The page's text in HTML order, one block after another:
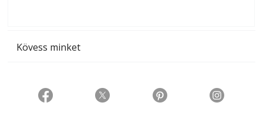
Kövess minket